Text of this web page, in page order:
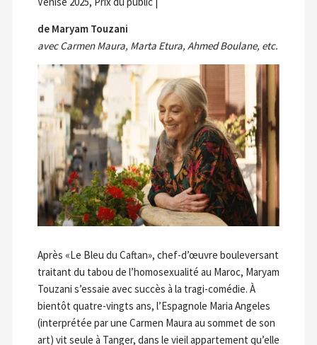
de Maryam Touzani
avec Carmen Maura, Marta Etura, Ahmed Boulane, etc.
Après «Le Bleu du Caftan», chef-d’œuvre bouleversant
traitant du tabou de l’homosexualité au Maroc, Maryam
Touzani s’essaie avec succès à la tragi-comédie. À
bientôt quatre-vingts ans, l’Espagnole Maria Angeles
(interprétée par une Carmen Maura au sommet de son
art) vit seule à Tanger, dans le vieil appartement qu’elle